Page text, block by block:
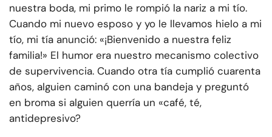
nuestra boda, mi primo le rompió la nariz a mi tío.
Cuando mi nuevo esposo y yo le llevamos hielo a mi
tío, mi tía anunció: «¡Bienvenido a nuestra feliz
familia!» El humor era nuestro mecanismo colectivo
de supervivencia. Cuando otra tía cumplió cuarenta
años, alguien caminó con una bandeja y preguntó
en broma si alguien querría un «café, té,
antidepresivo?